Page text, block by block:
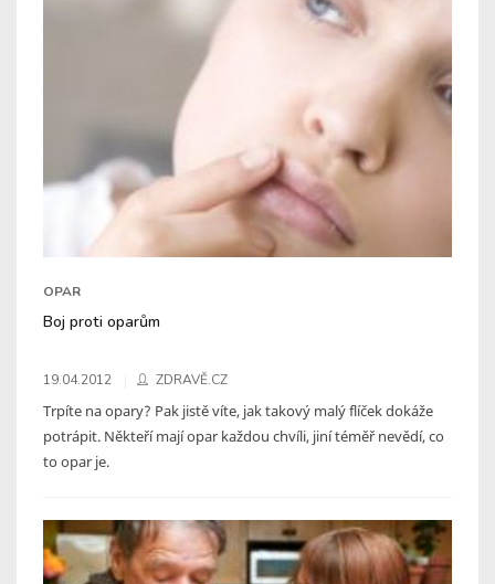
OPAR
Boj proti oparům
19.04.2012 ZDRAVĚ.CZ
Trpíte na opary? Pak jistě víte, jak takový malý flíček dokáže
potrápit. Někteří mají opar každou chvíli, jiní téměř nevědí, co
to opar je.